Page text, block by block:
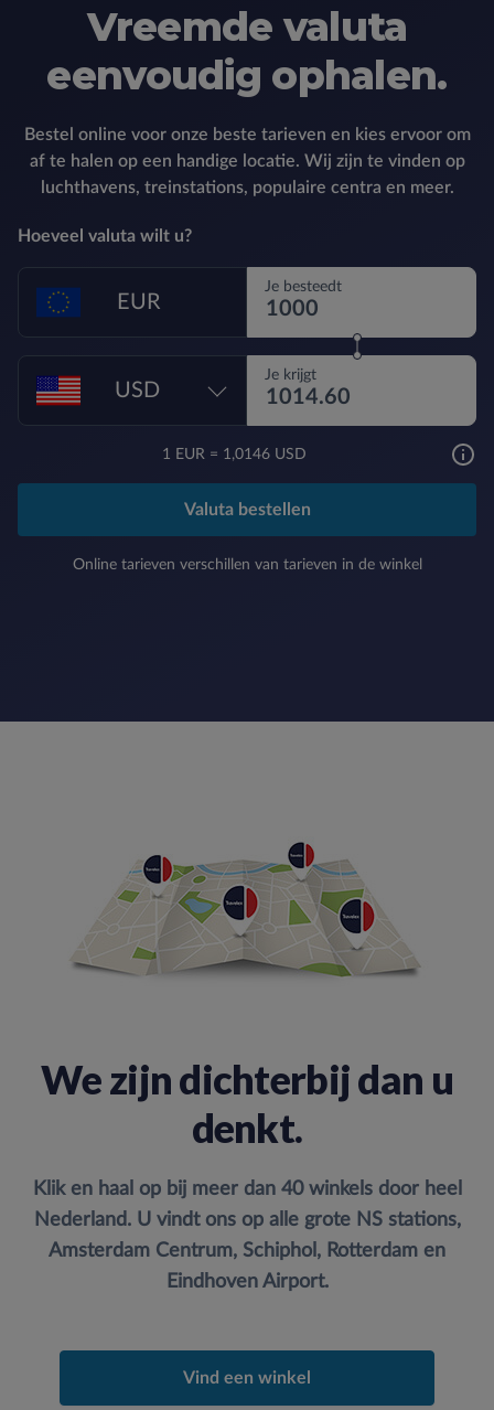
Vreemde valuta
eenvoudig ophalen.
Bestel online voor onze beste tarieven en kies ervoor om
af te halen op een handige locatie. Wij zijn te vinden op
luchthavens, treinstations, populaire centra en meer.
Hoeveel valuta wilt u?
EUR
Je besteedt
USD
Je krijgt
1 EUR= 1,0146 USD
Valuta bestellen
Online tarieven verschillen van tarieven in de winkel
We zijn dichterbij dan u
denkt.
Klik en haal op bij meer dan 40 winkels door heel
Nederland. U vindt ons op alle grote NS stations,
Amsterdam Centrum, Schiphol, Rotterdam en
Eindhoven Airport.
Vind een winkel